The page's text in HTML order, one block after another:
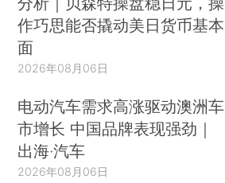
作巧思能否撬动美日货币基本
面
2026年08月06日
电动汽车需求高涨驱动澳洲车
市增长 中国品牌表现强劲｜
出海·汽车
2026年08月06日